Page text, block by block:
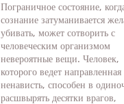
Пограничное состояние,
сознание затуманивается
убивать, может сотворить с
человеческим организмом
невероятные вещи. Человек,
которого ведет направленная
ненависть, способен в
расшвырять десятки врагов,